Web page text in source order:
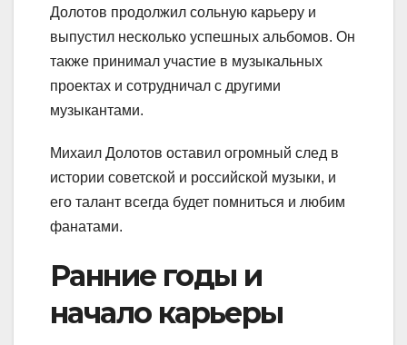
Долотов продолжил сольную карьеру и
выпустил несколько успешных альбомов. Он
также принимал участие в музыкальных
проектах и сотрудничал с другими
музыкантами.
Михаил Долотов оставил огромный след в
истории советской и российской музыки, и
его талант всегда будет помниться и любим
фанатами.
Ранние годы и
начало карьеры